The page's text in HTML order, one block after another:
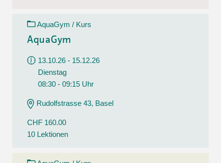
AquaGym / Kurs
AquaGym
13.10.26 - 15.12.26
Dienstag
08:30 - 09:15 Uhr
Rudolfstrasse 43, Basel
CHF 160.00
10 Lektionen